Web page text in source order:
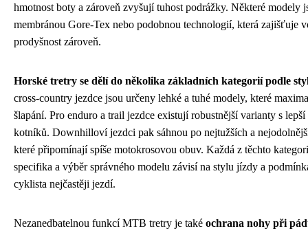
hmotnost boty a zároveň zvyšují tuhost podrážky. Některé modely
membránou Gore-Tex nebo podobnou technologií, která zajišťuje
prodyšnost zároveň.
Horské tretry se dělí do několika základních kategorií podle
cross-country jezdce jsou určeny lehké a tuhé modely, které
šlapání. Pro enduro a trail jezdce existují robustnější varianty s
kotníků. Downhilloví jezdci pak sáhnou po nejtužších a
které připomínají spíše motokrosovou obuv. Každá z těchto
specifika a výběr správného modelu závisí na stylu jízdy a
cyklista nejčastěji jezdí.
Nezanedbatelnou funkcí MTB tretry je také ochrana nohy při